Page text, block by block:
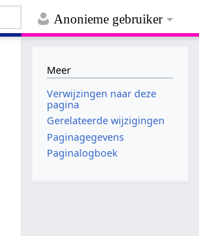
Anonieme gebruiker
Meer
Verwijzingen naar deze
pagina
Gerelateerde wijzigingen
Paginagegevens
Paginalogboek